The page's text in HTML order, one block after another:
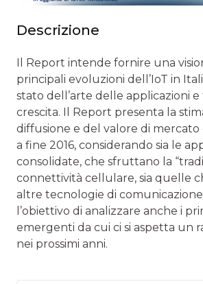
Descrizione
Il Report intende fornire una
principali evoluzioni dell’IoT in
stato dell’arte delle applicazioni
crescita. Il Report presenta la
diffusione e del valore di mercato
a fine 2016, considerando sia le
consolidate, che sfruttano la
connettività cellulare, sia quelle
altre tecnologie di
l’obiettivo di analizzare anche i
emergenti da cui ci si aspetta un
nei prossimi anni.